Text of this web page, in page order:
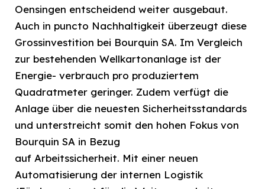
Oensingen entscheidend weiter ausgebaut.
Auch in puncto Nachhaltigkeit überzeugt diese
Grossinvestition bei Bourquin SA. Im Vergleich
zur bestehenden Wellkartonanlage ist der
Energie- verbrauch pro produziertem
Quadratmeter geringer. Zudem verfügt die
Anlage über die neuesten Sicherheitsstandards
und unterstreicht somit den hohen Fokus von
Bourquin SA in Bezug
auf Arbeitssicherheit. Mit einer neuen
Automatisierung der internen Logistik